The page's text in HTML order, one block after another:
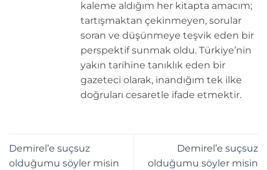
kaleme aldığım her kitapta amacım;
tartışmaktan çekinmeyen, sorular
soran ve düşünmeye teşvik eden bir
perspektif sunmak oldu. Türkiye’nin
yakın tarihine tanıklık eden bir
gazeteci olarak, inandığım tek ilke
doğruları cesaretle ifade etmektir.
Demirel’e suçsuz
olduğumu söyler misin
Demirel’e suçsuz
olduğumu söyler misin